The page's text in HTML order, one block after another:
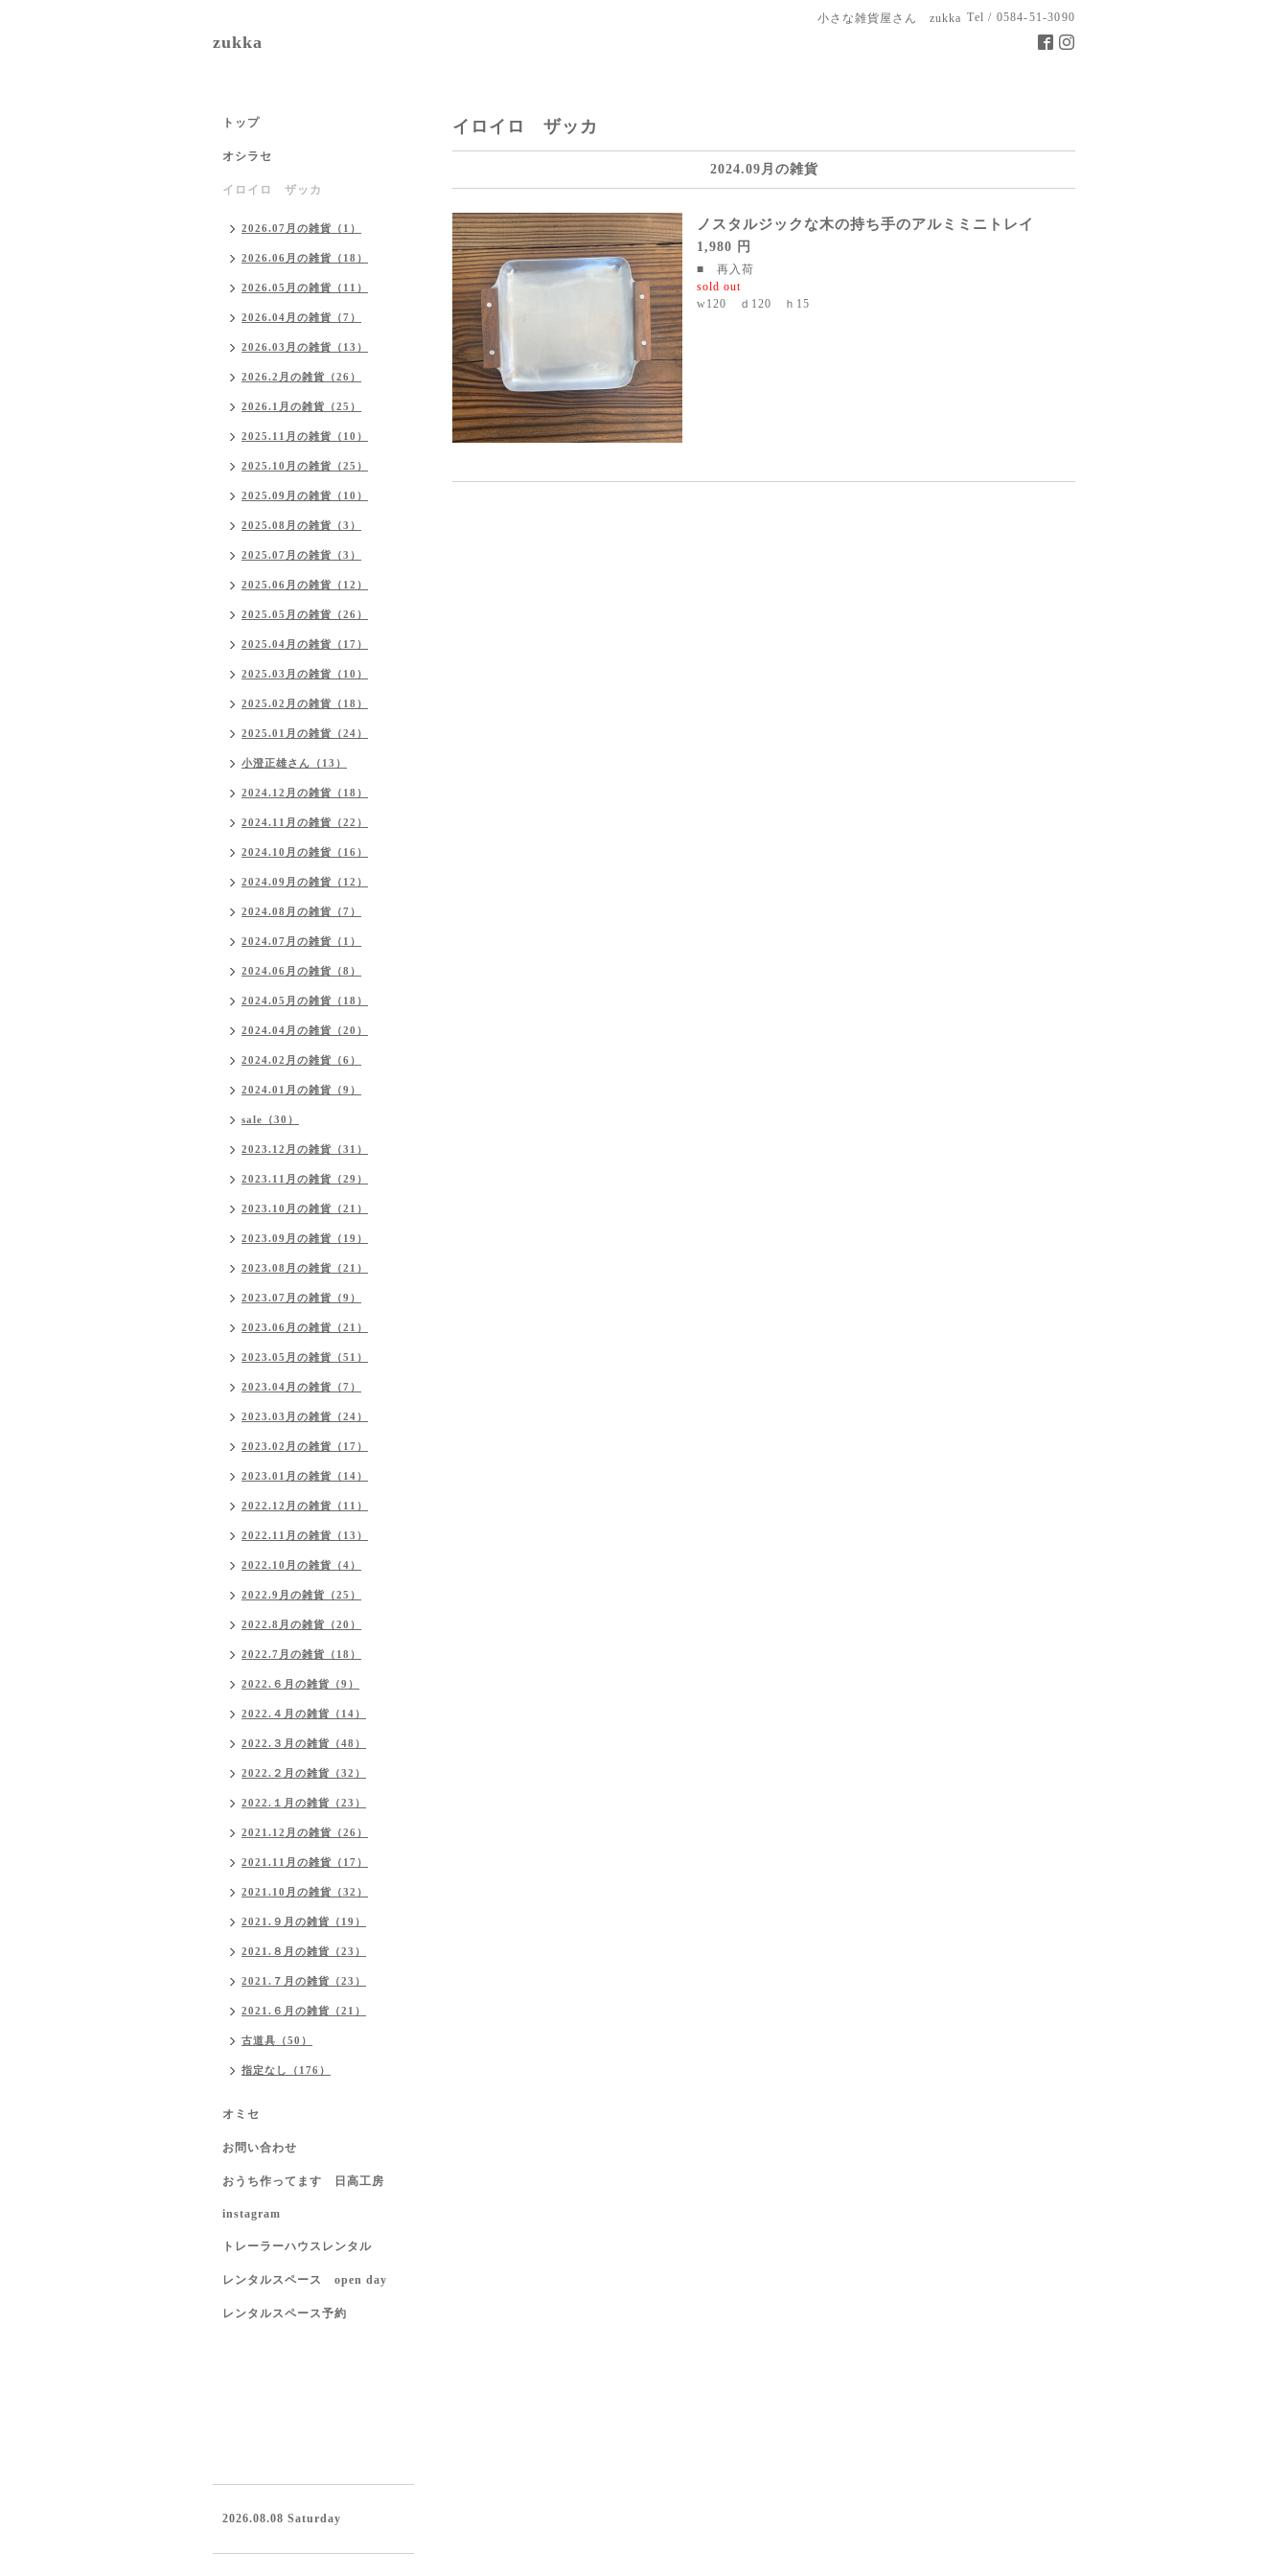
小さな雑貨屋さん zukka Tel / 0584-51-3090
zukka
イロイロ ザッカ
2024.09月の雑貨
ノスタルジックな木の持ち手のアルミミニトレイ
1,980 円
■ 再入荷
sold out
w120 ｄ120 ｈ15
トップ
オシラセ
イロイロ ザッカ
2026.07月の雑貨（1）
2026.06月の雑貨（18）
2026.05月の雑貨（11）
2026.04月の雑貨（7）
2026.03月の雑貨（13）
2026.2月の雑貨（26）
2026.1月の雑貨（25）
2025.11月の雑貨（10）
2025.10月の雑貨（25）
2025.09月の雑貨（10）
2025.08月の雑貨（3）
2025.07月の雑貨（3）
2025.06月の雑貨（12）
2025.05月の雑貨（26）
2025.04月の雑貨（17）
2025.03月の雑貨（10）
2025.02月の雑貨（18）
2025.01月の雑貨（24）
小澄正雄さん（13）
2024.12月の雑貨（18）
2024.11月の雑貨（22）
2024.10月の雑貨（16）
2024.09月の雑貨（12）
2024.08月の雑貨（7）
2024.07月の雑貨（1）
2024.06月の雑貨（8）
2024.05月の雑貨（18）
2024.04月の雑貨（20）
2024.02月の雑貨（6）
2024.01月の雑貨（9）
sale（30）
2023.12月の雑貨（31）
2023.11月の雑貨（29）
2023.10月の雑貨（21）
2023.09月の雑貨（19）
2023.08月の雑貨（21）
2023.07月の雑貨（9）
2023.06月の雑貨（21）
2023.05月の雑貨（51）
2023.04月の雑貨（7）
2023.03月の雑貨（24）
2023.02月の雑貨（17）
2023.01月の雑貨（14）
2022.12月の雑貨（11）
2022.11月の雑貨（13）
2022.10月の雑貨（4）
2022.9月の雑貨（25）
2022.8月の雑貨（20）
2022.7月の雑貨（18）
2022.６月の雑貨（9）
2022.４月の雑貨（14）
2022.３月の雑貨（48）
2022.２月の雑貨（32）
2022.１月の雑貨（23）
2021.12月の雑貨（26）
2021.11月の雑貨（17）
2021.10月の雑貨（32）
2021.９月の雑貨（19）
2021.８月の雑貨（23）
2021.７月の雑貨（23）
2021.６月の雑貨（21）
古道具（50）
指定なし（176）
オミセ
お問い合わせ
おうち作ってます 日高工房
instagram
トレーラーハウスレンタル
レンタルスペース open day
レンタルスペース予約
2026.08.08 Saturday